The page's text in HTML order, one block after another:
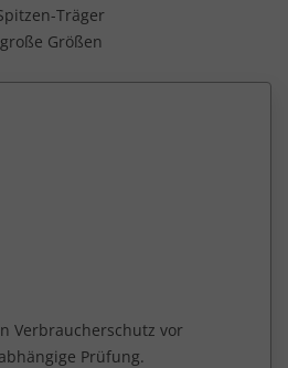
Träger
Größen
Verbraucherschutz vor
Prüfung.